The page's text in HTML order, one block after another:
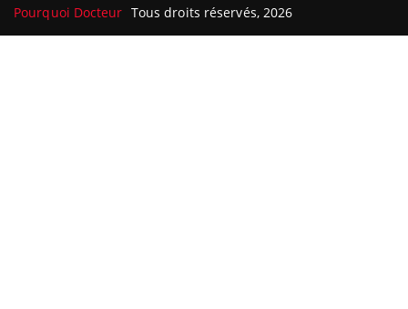
Pourquoi Docteur Tous droits réservés, 2026